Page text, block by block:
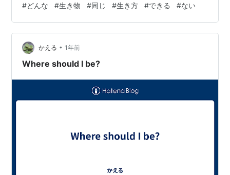
#どんな #生き物 #同じ #生き方 #できる #ない
かえる • 1年前
Where should I be?